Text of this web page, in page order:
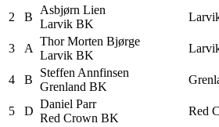
2 B
Asbjørn Lien
Larvik BK
3 A
Thor Morten Bjørge
Larvik BK
4 B
Steffen Annfinsen
Grenland BK
5 D
Daniel Parr
Red Crown BK
Red